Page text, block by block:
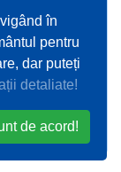
în
pentru
dar puteți
detaliate!
de acord!